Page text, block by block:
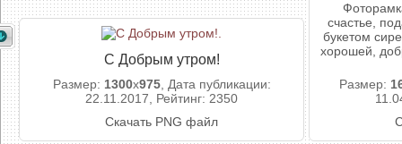
С Добрым утром!
Размер: 1300x975, Дата публикации:
22.11.2017, Рейтинг: 2350
Скачать PNG файл
счастье,
букетом
хорошей,
Размер: